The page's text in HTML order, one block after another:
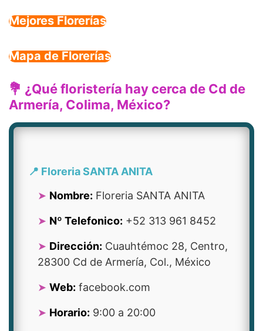
Mejores Florerías
Mapa de Florerías
💐 ¿Qué floristería hay cerca de Cd de
Armería, Colima, México?
📍 Floreria SANTA ANITA
Nombre: Floreria SANTA ANITA
Nº Telefonico: +52 313 961 8452
Dirección: Cuauhtémoc 28, Centro,
28300 Cd de Armería, Col., México
Web: facebook.com
Horario: 9:00 a 20:00